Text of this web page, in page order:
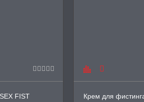
FIST
Крем для